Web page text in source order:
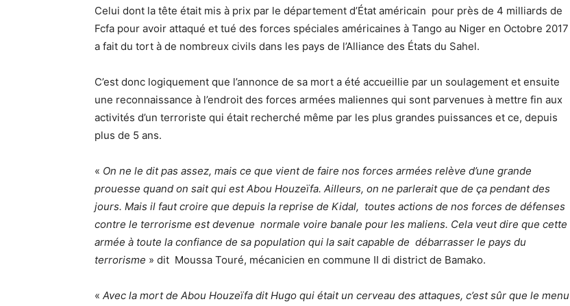
Celui dont la tête était mis à prix par le département d’État américain pour près de 4 milliards de
Fcfa pour avoir attaqué et tué des forces spéciales américaines à Tango au Niger en Octobre 2017
a fait du tort à de nombreux civils dans les pays de l’Alliance des États du Sahel.
C’est donc logiquement que l’annonce de sa mort a été accueillie par un soulagement et ensuite
une reconnaissance à l’endroit des forces armées maliennes qui sont parvenues à mettre fin aux
activités d’un terroriste qui était recherché même par les plus grandes puissances et ce, depuis
plus de 5 ans.
« On ne le dit pas assez, mais ce que vient de faire nos forces armées relève d’une grande
prouesse quand on sait qui est Abou Houzeïfa. Ailleurs, on ne parlerait que de ça pendant des
jours. Mais il faut croire que depuis la reprise de Kidal, toutes actions de nos forces de défenses
contre le terrorisme est devenue normale voire banale pour les maliens. Cela veut dire que cette
armée à toute la confiance de sa population qui la sait capable de débarrasser le pays du
terrorisme » dit Moussa Touré, mécanicien en commune II di district de Bamako.
« Avec la mort de Abou Houzeïfa dit Hugo qui était un cerveau des attaques, c’est sûr que le menu